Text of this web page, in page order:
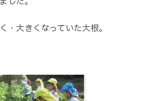
・大きくなっていた大根。